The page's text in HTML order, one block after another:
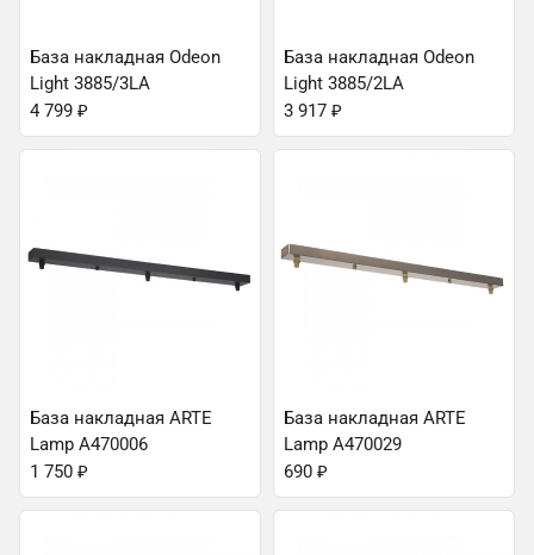
База накладная Odeon
Light 3885/3LA
4 799 ₽
База накладная Odeon
Light 3885/2LA
3 917 ₽
База накладная ARTE
Lamp A470006
1 750 ₽
База накладная ARTE
Lamp A470029
690 ₽